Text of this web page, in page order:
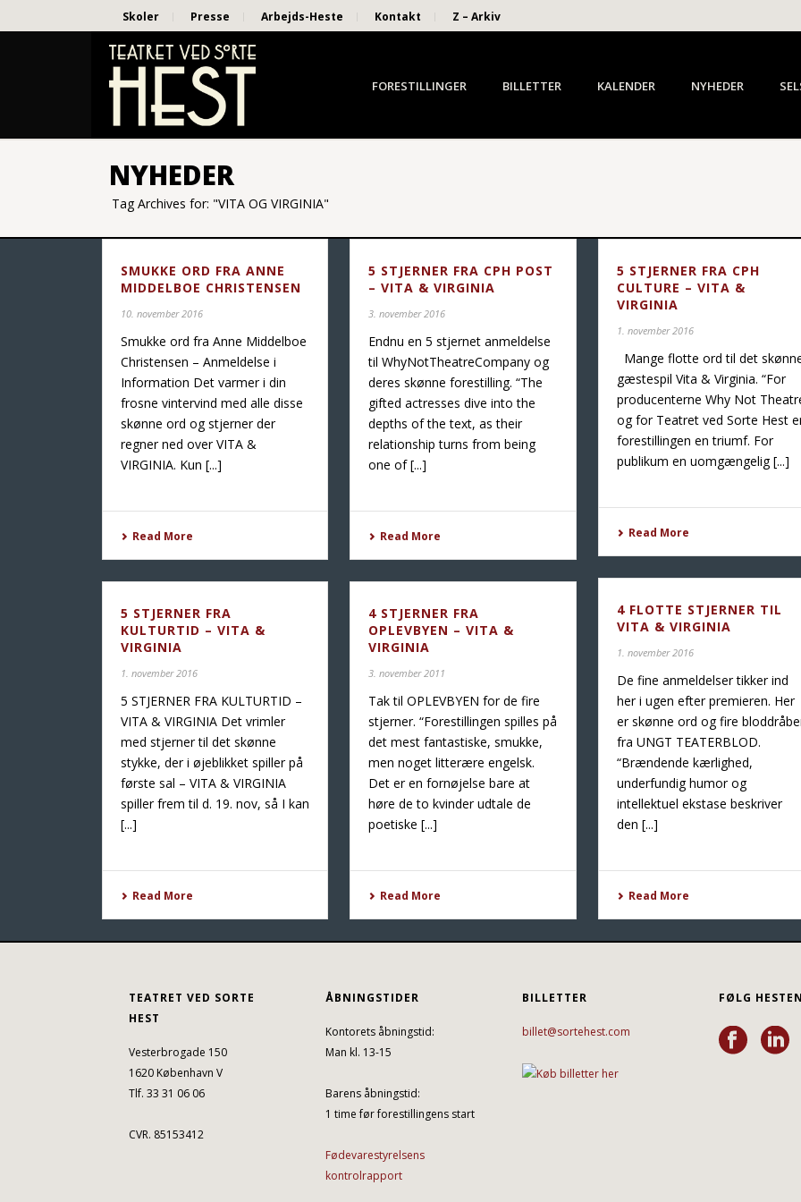
Skoler Presse Arbejds-Heste Kontakt Z – Arkiv
FORESTILLINGER BILLETTER KALENDER NYHEDER
NYHEDER
Tag Archives for: "VITA OG VIRGINIA"
SMUKKE ORD FRA ANNE
MIDDELBOE CHRISTENSEN
10. november 2016
Smukke ord fra Anne Middelboe
Christensen – Anmeldelse i
Information Det varmer i din
frosne vintervind med alle disse
skønne ord og stjerner der
regner ned over VITA &
VIRGINIA. Kun [...]
Read More
5 STJERNER FRA CPH POST
– VITA & VIRGINIA
3. november 2016
Endnu en 5 stjernet anmeldelse
til WhyNotTheatreCompany og
deres skønne forestilling. “The
gifted actresses dive into the
depths of the text, as their
relationship turns from being
one of [...]
Read More
5 STJERNER FRA CPH
CULTURE – VITA &
VIRGINIA
1. november 2016
Mange flotte ord til det
gæstespil Vita & Virginia. “For
producenterne Why Not
og for Teatret ved Sorte Hest
forestillingen en triumf. For
publikum en uomgængelig [...]
Read More
4 FLOTTE STJERNER TIL
VITA & VIRGINIA
1. november 2016
De fine anmeldelser tikker ind
her i ugen efter premieren. Her
er skønne ord og fire
fra UNGT TEATERBLOD.
“Brændende kærlighed,
underfundig humor og
intellektuel ekstase beskriver
den [...]
Read More
5 STJERNER FRA
KULTURTID – VITA &
VIRGINIA
1. november 2016
5 STJERNER FRA KULTURTID –
VITA & VIRGINIA Det vrimler
med stjerner til det skønne
stykke, der i øjeblikket spiller på
første sal – VITA & VIRGINIA
spiller frem til d. 19. nov, så I kan
[...]
Read More
4 STJERNER FRA
OPLEVBYEN – VITA &
VIRGINIA
3. november 2011
Tak til OPLEVBYEN for de fire
stjerner. “Forestillingen spilles på
det mest fantastiske, smukke,
men noget litterære engelsk.
Det er en fornøjelse bare at
høre de to kvinder udtale de
poetiske [...]
Read More
TEATRET VED SORTE
HEST
Vesterbrogade 150
1620 København V
Tlf. 33 31 06 06
CVR. 85153412
ÅBNINGSTIDER
Kontorets åbningstid:
Man kl. 13-15
Barens åbningstid:
1 time før forestillingens start
Fødevarestyrelsens
kontrolrapport
BILLETTER
billet@sortehest.com
FØLG